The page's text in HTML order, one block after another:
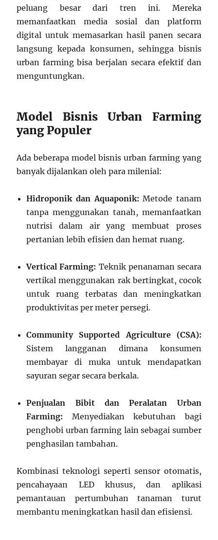
peluang besar dari tren ini. Mereka
memanfaatkan media sosial dan platform
digital untuk memasarkan hasil panen secara
langsung kepada konsumen, sehingga bisnis
urban farming bisa berjalan secara efektif dan
menguntungkan.
Model Bisnis Urban Farming
yang Populer
Ada beberapa model bisnis urban farming yang
banyak dijalankan oleh para milenial:
Hidroponik dan Aquaponik: Metode tanam
tanpa menggunakan tanah, memanfaatkan
nutrisi dalam air yang membuat proses
pertanian lebih efisien dan hemat ruang.
Vertical Farming: Teknik penanaman secara
vertikal menggunakan rak bertingkat, cocok
untuk ruang terbatas dan meningkatkan
produktivitas per meter persegi.
Community Supported Agriculture (CSA):
Sistem langganan dimana konsumen
membayar di muka untuk mendapatkan
sayuran segar secara berkala.
Penjualan Bibit dan Peralatan Urban
Farming: Menyediakan kebutuhan bagi
penghobi urban farming lain sebagai sumber
penghasilan tambahan.
Kombinasi teknologi seperti sensor otomatis,
pencahayaan LED khusus, dan aplikasi
pemantauan pertumbuhan tanaman turut
membantu meningkatkan hasil dan efisiensi.